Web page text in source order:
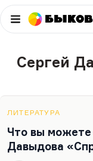
Быков
Сергей
ЛИТЕРАТУРА
Что вы можете
Давыдова